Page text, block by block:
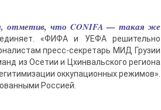
отметив, что CONIFA — такая же
«ФИФА и УЕФА решительно
пресс-секретарь МИД Грузии
из Осетии и Цхинвальского региона
оккупационных режимов».
Россией.